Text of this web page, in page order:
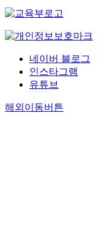
네이버 블로그
인스타그램
유튜브
해외이동버튼